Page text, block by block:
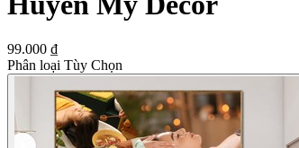
99.000 ₫
Phân loại Tùy Chọn